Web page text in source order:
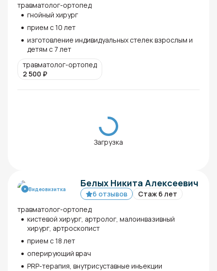
травматолог-ортопед
гнойный хирург
прием с 10 лет
изготовление индивидуальных стелек взрослым и
детям с 7 лет
травматолог-ортопед
2 500 ₽
Загрузка
Видеовизитка
Белых Никита Алексеевич
6 отзывов
Стаж 6 лет
травматолог-ортопед
кистевой хирург, артролог, малоинвазивный
хирург, артроскопист
прием с 18 лет
оперирующий врач
PRP-терапия, внутрисуставные инъекции